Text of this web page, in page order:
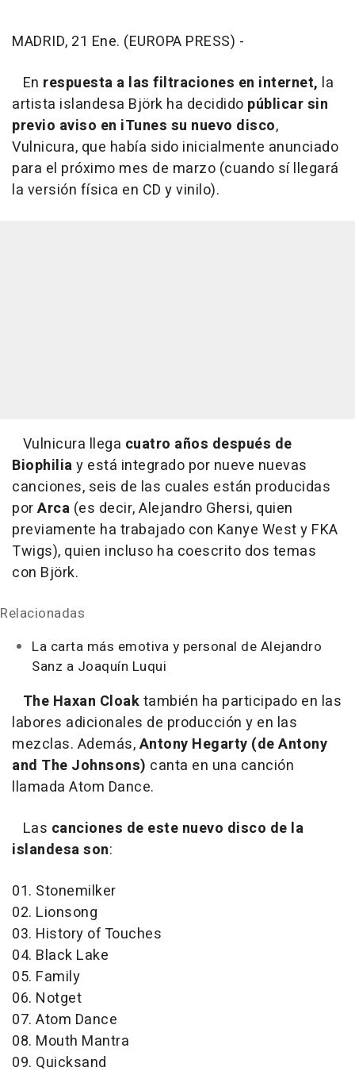
MADRID, 21 Ene. (EUROPA PRESS) -
En respuesta a las filtraciones en internet, la
artista islandesa Björk ha decidido públicar sin
previo aviso en iTunes su nuevo disco,
Vulnicura, que había sido inicialmente anunciado
para el próximo mes de marzo (cuando sí llegará
la versión física en CD y vinilo).
Vulnicura llega cuatro años después de
Biophiliay está integrado por nueve nuevas
canciones, seis de las cuales están producidas
porArca (es decir, Alejandro Ghersi, quien
previamente ha trabajado con Kanye West y FKA
Twigs), quien incluso ha coescrito dos temas
con Björk.
Relacionadas
La carta más emotiva y personal de Alejandro
Sanz a Joaquín Luqui
The Haxan Cloaktambién ha participado en las
labores adicionales de producción y en las
mezclas. Además,Antony Hegarty (de Antony
and The Johnsons) canta en una canción
llamada Atom Dance.
Las canciones de este nuevo disco de la
islandesa son:
01. Stonemilker
02. Lionsong
03. History of Touches
04. Black Lake
05. Family
06. Notget
07. Atom Dance
08. Mouth Mantra
09. Quicksand